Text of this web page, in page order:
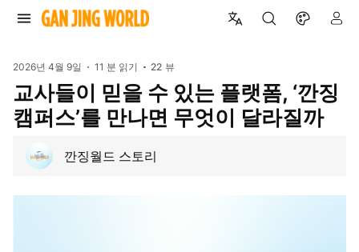
2026년 4월 9일 11 분 읽기 22 뷰
교사들이 믿을 수 있는 플랫폼, ‘깐징
캠퍼스’를 만나면 무엇이 달라질까
깐징월드 스토리